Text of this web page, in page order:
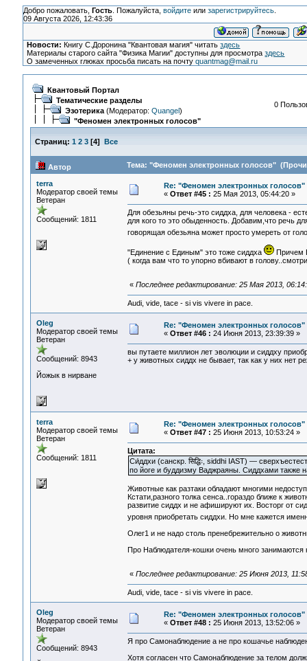
Добро пожаловать, Гость. Пожалуйста, войдитеили зарегистрируйтесь.
09 Августа 2026, 12:43:36
Новости: Книгу С.Доронина "Квантовая магия" читатьздесь
Материалы старого сайта "Физика Магии" доступны для просмотраздесь
О замеченных глюках просьба писать на почтуquantmag@mail.ru
Квантовый Портал
Тематические разделы
Эзотерика(Модератор: Quangel)
"Феномен электронных голосов"
0
Страниц: 1 2 3[4] Все
Автор Тема: "Феномен электронных голосов"
terra
Модератор своей темы
Ветеран
Сообщений: 1811
Re: "Феномен электронных голосов"
« Ответ #45 : 25 Мая 2013, 05:44:20 »
Для обезьяны речь-это сиддха, для человека -
для кого то это обыденность. Добавим,что речь
говорящая обезьяна может просто умереть от
"Единение с Единым" это тоже сиддха
Причем
( когда вам что то упорно вбивают в
« Последнее редактирование: 25 Мая 2013,
Audi, vide, tace - si vis vivere in pace.
Oleg
Модератор своей темы
Ветеран
Сообщений: 8943
Йожык в нирване
Re: "Феномен электронных голосов"
« Ответ #46 : 24 Июня 2013, 23:39:39 »
вы путаете миллион лет эволюции и сиддху
+ у животных сиддх не бывает, так как у них нет
terra
Модератор своей темы
Ветеран
Сообщений: 1811
Re: "Феномен электронных голосов"
« Ответ #47 : 25 Июня 2013, 10:53:24 »
Цитата:
Си́ддхи (санскр. सिद्धिः, siddhi IAST) —
по йоге и буддизму Ваджраяны. Сиддхами также
Животные как разтаки обладают многими
Кстати,разного толка сенса..гораздо ближе к
развитие сиддх и не афишируют их. Восторг от
уровня приобретать сиддхи. Но мне кажется
Олег1 и не надо столь пренебрежительно о
Про Наблюдателя-кошки очень много
« Последнее редактирование: 25 Июня 2013,
Audi, vide, tace - si vis vivere in pace.
Oleg
Модератор своей темы
Ветеран
Сообщений: 8943
Re: "Феномен электронных голосов"
« Ответ #48 : 25 Июня 2013, 13:52:06 »
Я про Самонаблюдение а не про кошачье
Хотя согласен что Самонаблюдение за телом